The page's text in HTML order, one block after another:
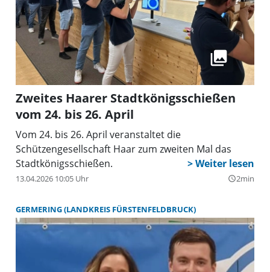
Zweites Haarer Stadtkönigsschießen
vom 24. bis 26. April
Vom 24. bis 26. April veranstaltet die
Schützengesellschaft Haar zum zweiten Mal das
Stadtkönigsschießen.
13.04.2026 10:05 Uhr query_builder2min
GERMERING (LANDKREIS FÜRSTENFELDBRUCK)